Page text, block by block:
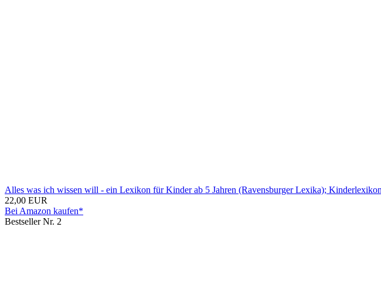
Alles was ich wissen will - ein Lexikon für Kinder ab 5 Jahren (Ravensburger Lexika);
22,00 EUR
Bei Amazon kaufen*
Bestseller Nr. 2